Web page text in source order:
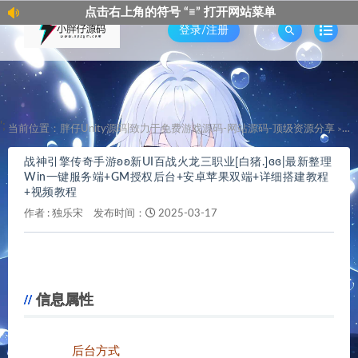
击右上角的符号 “≡” 打开网站菜单
登录/注册
'; 当前位置： 胖仔Unity源码|致力于免费游戏源码-网站源码-顶级资源分享 > 战
战神引擎传奇手游ʚʚ新UI百战火龙三职业[白猪.]ɞɞ|最新整理
Win一键服务端+GM授权后台+安卓苹果双端+详细搭建教程
+视频教程
作者 : 独乐宋 发布时间： 2025-03-17
信息属性
后台方式